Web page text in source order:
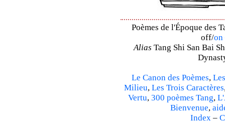
Poèmes de l'Époque des
off/on
Alias Tang Shi San Bai
Le Canon des Poèmes,
Milieu, Les Trois Caractères
Vertu, 300 poèmes Tang,
Bienvenue,
Index–